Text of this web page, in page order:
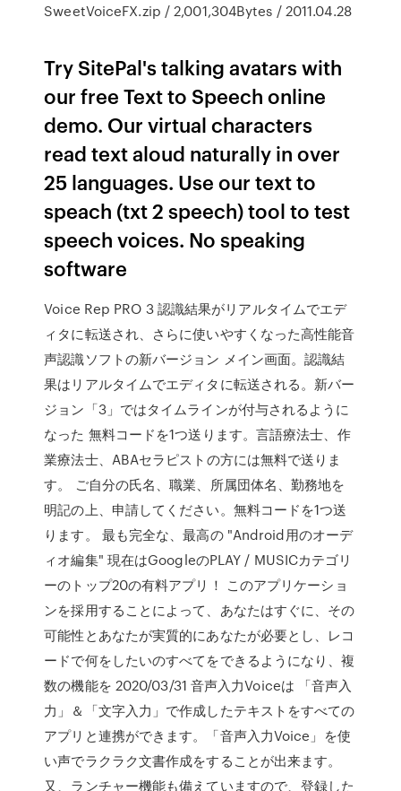
SweetVoiceFX.zip / 2,001,304Bytes / 2011.04.28
Try SitePal's talking avatars with
our free Text to Speech online
demo. Our virtual characters
read text aloud naturally in over
25 languages. Use our text to
speach (txt 2 speech) tool to test
speech voices. No speaking
software
Voice Rep PRO 3 認識結果がリアルタイムでエデ
ィタに転送され、さらに使いやすくなった高性能音
声認識ソフトの新バージョン メイン画面。認識結
果はリアルタイムでエディタに転送される。新バー
ジョン「3」ではタイムラインが付与されるように
なった 無料コードを1つ送ります。言語療法士、作
業療法士、ABAセラピストの方には無料で送りま
す。 ご自分の氏名、職業、所属団体名、勤務地を
明記の上、申請してください。無料コードを1つ送
ります。 最も完全な、最高の "Android用のオーデ
ィオ編集" 現在はGoogleのPLAY / MUSICカテゴリ
ーのトップ20の有料アプリ！ このアプリケーショ
ンを採用することによって、あなたはすぐに、その
可能性とあなたが実質的にあなたが必要とし、レコ
ードで何をしたいのすべてをできるようになり、複
数の機能を 2020/03/31 音声入力Voiceは 「音声入
力」＆「文字入力」で作成したテキストをすべての
アプリと連携ができます。「音声入力Voice」を使
い声でラクラク文書作成をすることが出来ます。
又、ランチャー機能も備えていますので、登録した